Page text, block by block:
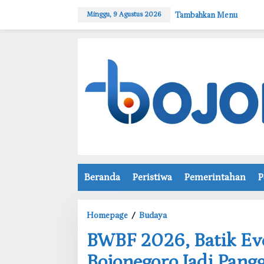
w
Minggu, 9 Agustus 2026 Tambahkan Menu
Beranda Peristiwa Pemerintahan
Homepage / Budaya
W
‎BWBF 2026, Batik